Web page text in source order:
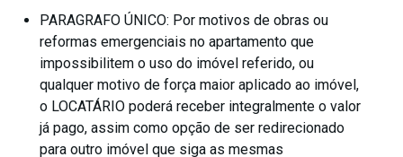
PARAGRAFO ÚNICO: Por motivos de obras ou
reformas emergenciais no apartamento que
impossibilitem o uso do imóvel referido, ou
qualquer motivo de força maior aplicado ao imóvel,
o LOCATÁRIO poderá receber integralmente o valor
já pago, assim como opção de ser redirecionado
para outro imóvel que siga as mesmas